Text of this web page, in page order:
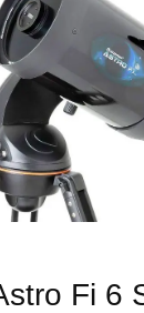
Fi 6